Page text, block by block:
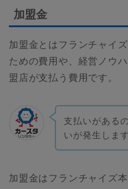
加盟金
加盟金とはフランチャイ
ための費用や、経営ノウ
盟店が支払う費用です。
支払いがある
いが発生します
加盟金はフランチャイズ